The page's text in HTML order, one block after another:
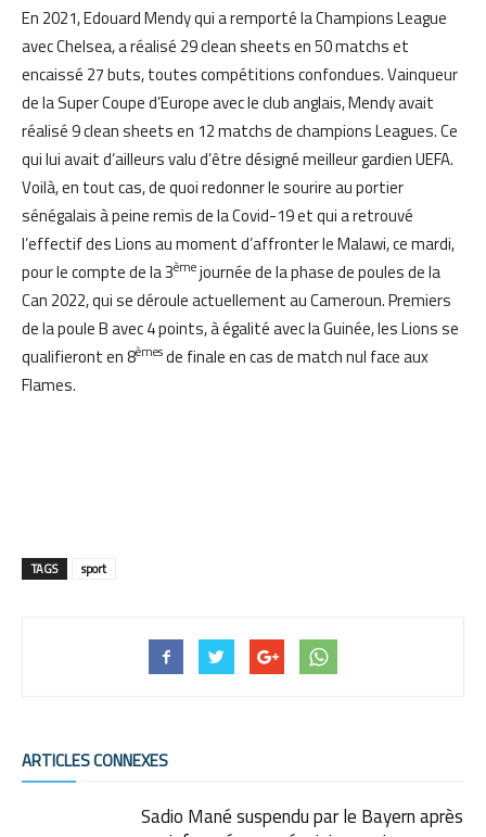
En 2021, Edouard Mendy qui a remporté la Champions League
avec Chelsea, a réalisé 29 clean sheets en 50 matchs et
encaissé 27 buts, toutes compétitions confondues. Vainqueur
de la Super Coupe d’Europe avec le club anglais, Mendy avait
réalisé 9 clean sheets en 12 matchs de champions Leagues. Ce
qui lui avait d’ailleurs valu d’être désigné meilleur gardien UEFA.
Voilà, en tout cas, de quoi redonner le sourire au portier
sénégalais à peine remis de la Covid-19 et qui a retrouvé
l’effectif des Lions au moment d’affronter le Malawi, ce mardi,
pour le compte de la 3èmejournée de la phase de poules de la
Can 2022, qui se déroule actuellement au Cameroun. Premiers
de la poule B avec 4 points, à égalité avec la Guinée, les Lions se
qualifieront en 8èmesde finale en cas de match nul face aux
Flames.
TAGS sport
ARTICLES CONNEXES
Sadio Mané suspendu par le Bayern après